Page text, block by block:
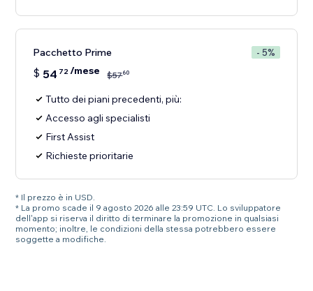
Pacchetto Prime - 5%
$ 54 72/mese $5760
Tutto dei piani precedenti, più:
Accesso agli specialisti
First Assist
Richieste prioritarie
* Il prezzo è in USD.
* La promo scade il 9 agosto 2026 alle 23:59 UTC. Lo sviluppatore
dell'app si riserva il diritto di terminare la promozione in qualsiasi
momento; inoltre, le condizioni della stessa potrebbero essere
soggette a modifiche.